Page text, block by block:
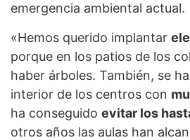
emergencia ambiental actual.
«Hemos querido implantar
porque en los patios de los
haber árboles. También, se
interior de los centros con
ha conseguido evitar los
otros años las aulas han